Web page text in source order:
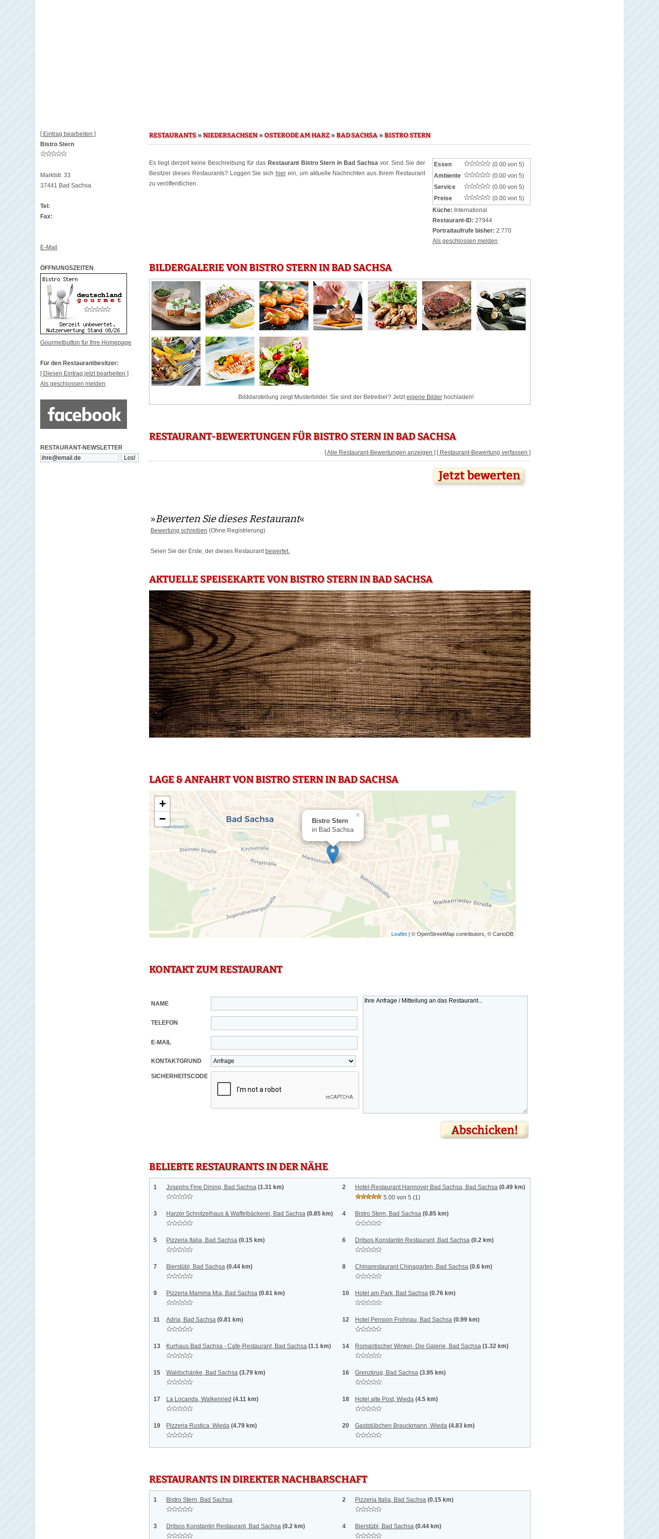
[ Eintrag bearbeiten ]
Bistro Stern
Marktstr. 33
37441 Bad Sachsa
Tel:
Fax:
E-Mail
ÖFFNUNGSZEITEN
Gourmetbutton für Ihre Homepage
Für den Restaurantbesitzer:
[ Diesen Eintrag jetzt bearbeiten ]
Als geschlossen melden
RESTAURANT-NEWSLETTER
RESTAURANTS»NIEDERSACHSEN»OSTERODE AM HARZ»BAD SACHSA»BISTRO STERN
Es liegt derzeit keine Beschreibung für das Restaurant Bistro Stern in Bad Sachsa vor. Sind Sie der
Besitzer dieses Restaurants? Loggen Sie sich hier ein, um aktuelle Nachrichten aus Ihrem Restaurant
zu veröffentlichen.
Essen
(0.00 von 5)
Ambiente
(0.00 von 5)
Service
(0.00 von 5)
Preise
(0.00 von 5)
Küche: International
Restaurant-ID: 27944
Portraitaufrufe bisher: 2.770
Als geschlossen melden
BILDERGALERIE VON BISTRO STERN IN BAD SACHSA
Bilddarstellung zeigt Musterbilder. Sie sind der Betreiber? Jetzteigene Bilder hochladen!
RESTAURANT-BEWERTUNGEN FÜR BISTRO STERN IN BAD SACHSA
[ Alle Restaurant-Bewertungen anzeigen ] [ Restaurant-Bewertung verfassen ]
»Bewerten Sie dieses Restaurant«
Bewertung schreiben (Ohne Registrierung)
Seien Sie der Erste, der dieses Restaurant bewertet.
AKTUELLE SPEISEKARTE VON BISTRO STERN IN BAD SACHSA
LAGE & ANFAHRT VON BISTRO STERN IN BAD SACHSA
Bistro Stern
in Bad Sachsa
×
+
−
Leaflet | © OpenStreetMap contributors, © CartoDB
KONTAKT ZUM RESTAURANT
NAME
TELEFON
E-MAIL
KONTAKTGRUND
SICHERHEITSCODE
BELIEBTE RESTAURANTS IN DER NÄHE
1 Josephs Fine Dining, Bad Sachsa (1.31 km) 2 Hotel-Restaurant Hannover Bad Sachsa, Bad Sachsa (0.49 km)
5.00 von 5 (1)
3 Harzer Schnitzelhaus & Waffelbäckerei, Bad Sachsa (0.85 km) 4 Bistro Stern, Bad Sachsa (0.85 km)
5 Pizzeria Italia, Bad Sachsa (0.15 km) 6 Dritsos Konstantin Restaurant, Bad Sachsa (0.2 km)
7 Bierstübl, Bad Sachsa (0.44 km) 8 Chinarestaurant Chinagarten, Bad Sachsa (0.6 km)
9 Pizzeria Mamma Mia, Bad Sachsa (0.61 km) 10 Hotel am Park, Bad Sachsa (0.76 km)
11 Adria, Bad Sachsa (0.81 km) 12 Hotel Pension Frohnau, Bad Sachsa (0.99 km)
13 Kurhaus Bad Sachsa - Cafe-Restaurant, Bad Sachsa (1.1 km) 14 Romantischer Winkel- Die Galerie, Bad Sachsa (1.32 km)
15 Waldschänke, Bad Sachsa (3.79 km) 16 Grenzkrug, Bad Sachsa (3.95 km)
17 La Locanda, Walkenried (4.11 km) 18 Hotel alte Post, Wieda (4.5 km)
19 Pizzeria Rustica, Wieda (4.79 km) 20 Gaststübchen Brauckmann, Wieda (4.83 km)
RESTAURANTS IN DIREKTER NACHBARSCHAFT
1 Bistro Stern, Bad Sachsa 2 Pizzeria Italia, Bad Sachsa (0.15 km)
3 Dritsos Konstantin Restaurant, Bad Sachsa (0.2 km) 4 Bierstübl, Bad Sachsa (0.44 km)